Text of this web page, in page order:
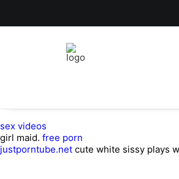
sex videos
girl maid. free porn
justporntube.net cute white sissy plays